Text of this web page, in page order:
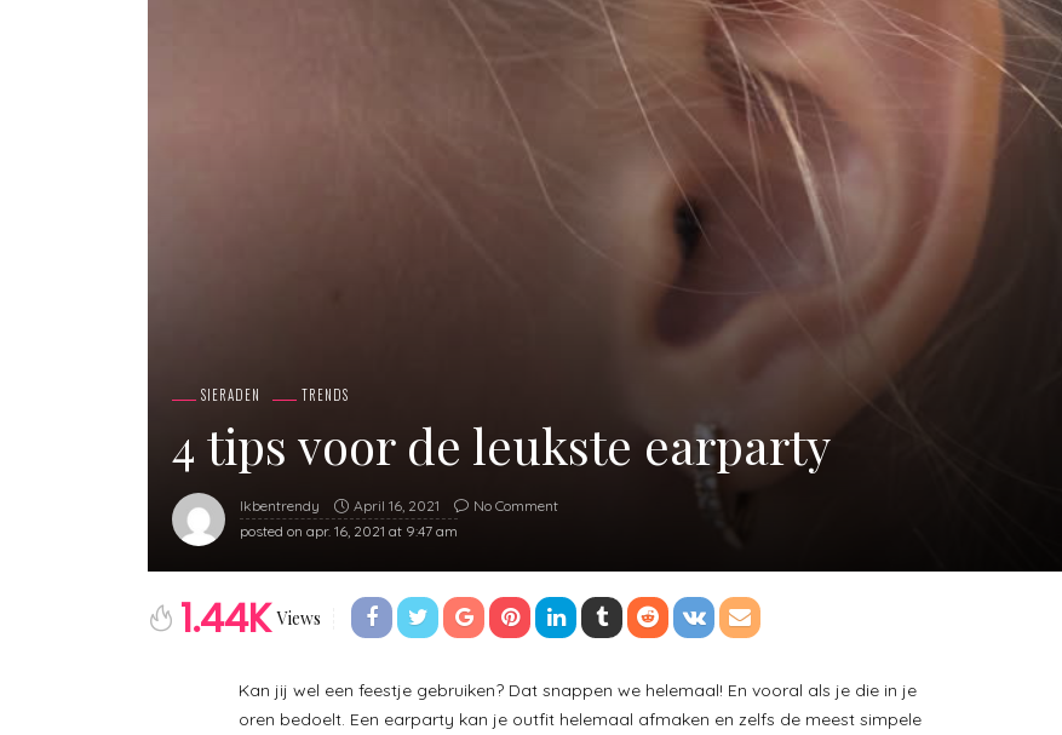
SIERADEN TRENDS
4 tips voor de leukste earparty
Ikbentrendy April 16, 2021
No Comment
posted on apr. 16, 2021 at 9:47 am
1.44K Views
Kan jij wel een feestje gebruiken? Dat snappen we helemaal! En vooral als je die in je
oren bedoelt. Een earparty kan je outfit helemaal afmaken en zelfs de meest simpele